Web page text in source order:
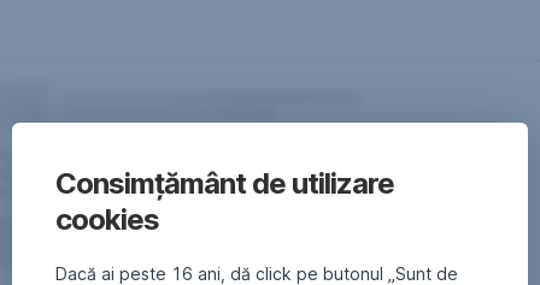
Consimțământ de utilizare
cookies
Dacă ai peste 16 ani, dă click pe butonul „Sunt de